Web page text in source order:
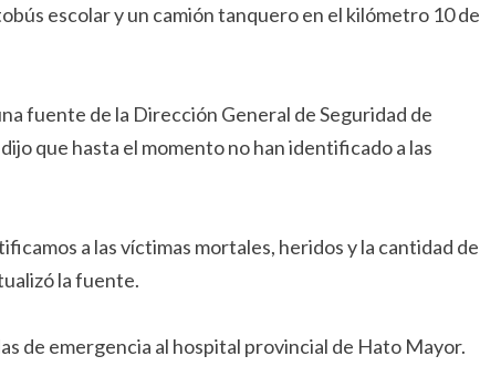
escolar y un camión tanquero en el kilómetro 10 de
fuente de la Dirección General de Seguridad de
que hasta el momento no han identificado a las
a las víctimas mortales, heridos y la cantidad de
la fuente.
de emergencia al hospital provincial de Hato Mayor.